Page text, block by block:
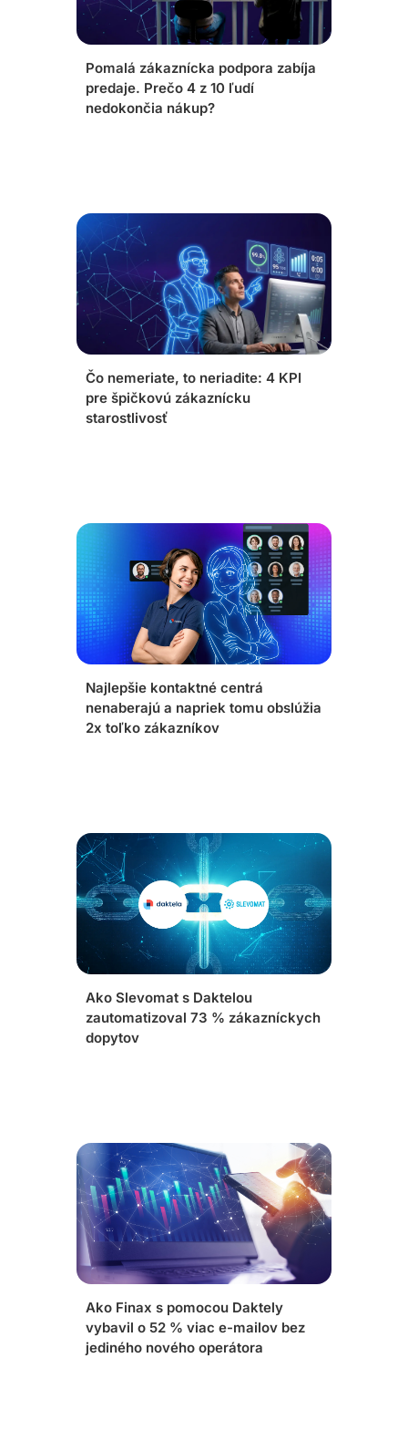
Pomalá zákaznícka podpora zabíja
predaje. Prečo 4 z 10 ľudí
nedokončia nákup?
Čo nemeriate, to neriadite: 4 KPI
pre špičkovú zákaznícku
starostlivosť
Najlepšie kontaktné centrá
nenaberajú a napriek tomu obslúžia
2x toľko zákazníkov
Ako Slevomat s Daktelou
zautomatizoval 73 % zákazníckych
dopytov
Ako Finax s pomocou Daktely
vybavil o 52 % viac e-mailov bez
jediného nového operátora